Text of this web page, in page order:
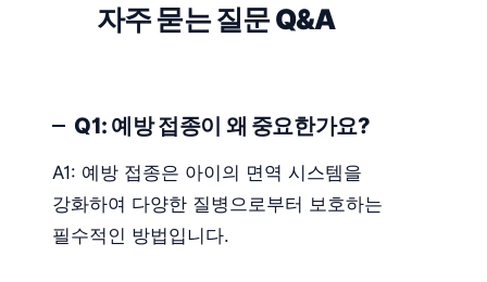
자주 묻는 질문 Q&A
Q1: 예방 접종이 왜 중요한가요?
A1: 예방 접종은 아이의 면역 시스템을
강화하여 다양한 질병으로부터 보호하는
필수적인 방법입니다.